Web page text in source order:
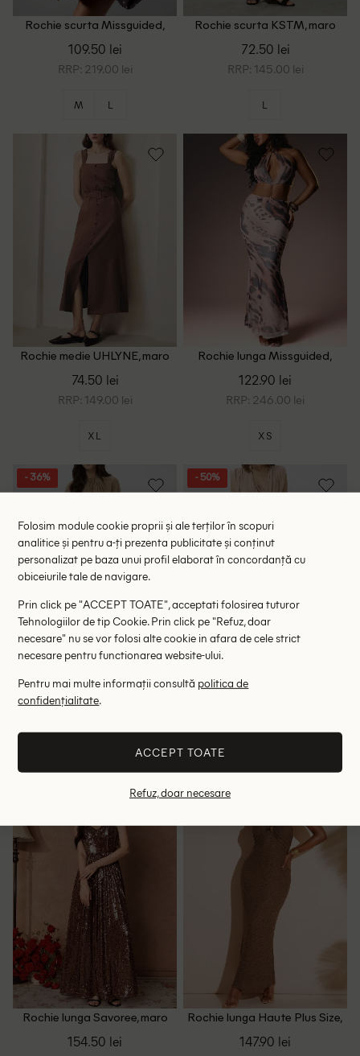
Rochie scurta Missguided,
109.50 lei
RRP: 219.00 lei
M L
Rochie scurta KSTM, maro
72.50 lei
RRP: 145.00 lei
L
Rochie medie UHLYNE, maro
74.50 lei
RRP: 149.00 lei
XL
Rochie lunga Missguided,
122.90 lei
RRP: 246.00 lei
XS
- 36%
Rochie scurta Kaffe, maro
127.00 lei
RRP: 369.00 lei
- 50%
Rochie lunga Gestuz, maro
RRP: 1065.00 lei
Rochie lunga Savoree, maro
154.50 lei
Rochie lunga Haute Plus Size,
147.90 lei
Folosim module cookie proprii și ale terților în scopuri
analitice și pentru a-ți prezenta publicitate și conținut
personalizat pe baza unui profil elaborat în concordanță cu
obiceiurile tale de navigare.
Prin click pe "ACCEPT TOATE", acceptati folosirea tuturor
Tehnologiilor de tip Cookie. Prin click pe "Refuz, doar
necesare" nu se vor folosi alte cookie in afara de cele strict
necesare pentru functionarea website-ului.
Pentru mai multe informații consultă politica de
confidențialitate.
ACCEPT TOATE
Refuz, doar necesare